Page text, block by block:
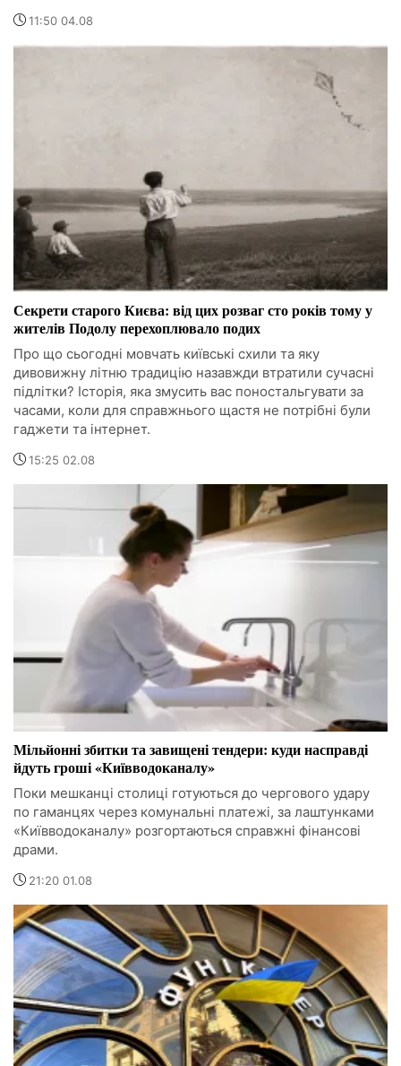
11:50 04.08
Секрети старого Києва: від цих розваг сто років тому у
жителів Подолу перехоплювало подих
Про що сьогодні мовчать київські схили та яку
дивовижну літню традицію назавжди втратили сучасні
підлітки? Історія, яка змусить вас поностальгувати за
часами, коли для справжнього щастя не потрібні були
гаджети та інтернет.
15:25 02.08
Мільйонні збитки та завищені тендери: куди насправді
йдуть гроші «Київводоканалу»
Поки мешканці столиці готуються до чергового удару
по гаманцях через комунальні платежі, за лаштунками
«Київводоканалу» розгортаються справжні фінансові
драми.
21:20 01.08